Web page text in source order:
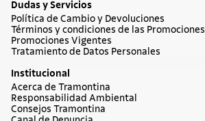
Dudas y Servicios
Política de Cambio y Devoluciones
Términos y condiciones de las Promociones
Promociones Vigentes
Tratamiento de Datos Personales
Institucional
Acerca de Tramontina
Responsabilidad Ambiental
Consejos Tramontina